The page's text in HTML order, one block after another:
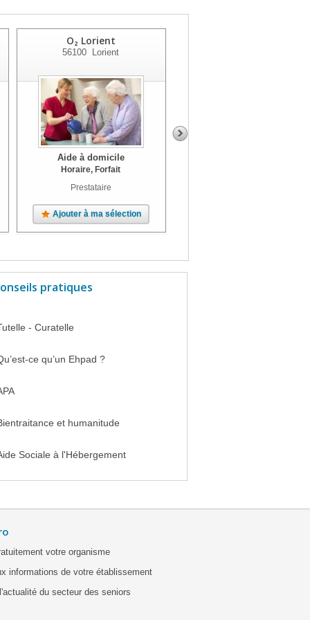
O₂ Lorient
56100 Lorient
Aide à domicile
Horaire, Forfait
Prestataire
Ajouter à ma sélection
pratiques
- Curatelle
ce qu’un Ehpad ?
et humanitude
Sociale à l'Hébergement
votre organisme
informations de votre établissement
du secteur des seniors